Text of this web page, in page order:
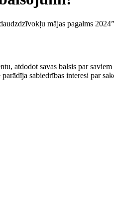
mājas pagalms
atdodot savas balsis par
sabiedrības interesi par